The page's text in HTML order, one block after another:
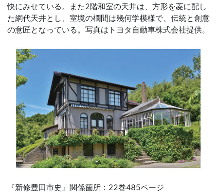
快にみせている。また2階和室の天井は、方形を菱に配し
た網代天井とし、室境の欄間は幾何学模様で、伝統と創意
の意匠となっている。写真はトヨタ自動車株式会社提供。
『新修豊田市史』関係箇所：22巻485ページ